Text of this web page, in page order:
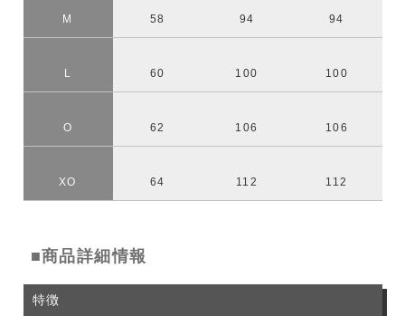
M 58 94 94
L 60 100 100
O 62 106 106
XO 64 112 112
■商品詳細情報
特徴